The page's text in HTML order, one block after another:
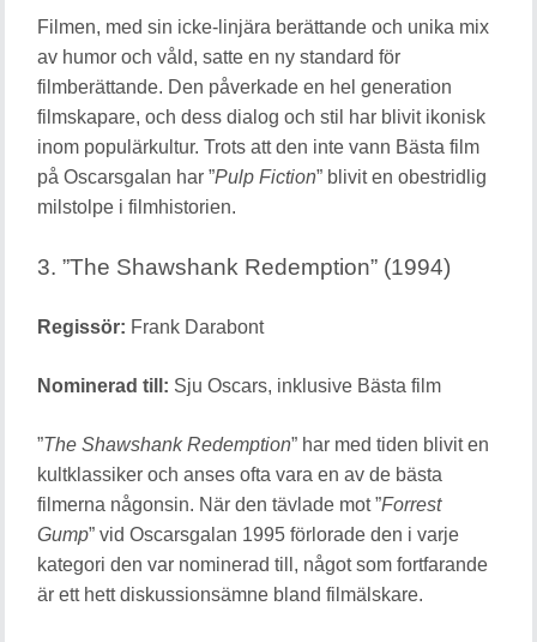
Filmen, med sin icke-linjära berättande och unika mix
av humor och våld, satte en ny standard för
filmberättande. Den påverkade en hel generation
filmskapare, och dess dialog och stil har blivit ikonisk
inom populärkultur. Trots att den inte vann Bästa film
på Oscarsgalan har ”Pulp Fiction” blivit en obestridlig
milstolpe i filmhistorien.
3. ”The Shawshank Redemption” (1994)
Regissör: Frank Darabont
Nominerad till: Sju Oscars, inklusive Bästa film
”The Shawshank Redemption” har med tiden blivit en
kultklassiker och anses ofta vara en av de bästa
filmerna någonsin. När den tävlade mot ”Forrest
Gump” vid Oscarsgalan 1995 förlorade den i varje
kategori den var nominerad till, något som fortfarande
är ett hett diskussionsämne bland filmälskare.